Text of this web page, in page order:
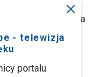
Spółka
close
- telewizja
portalu